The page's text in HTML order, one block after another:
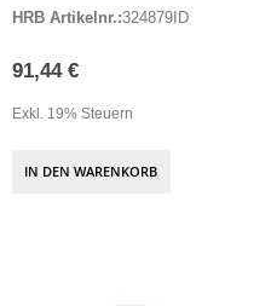
HRB Artikelnr.:324879ID
91,44 €
Exkl. 19% Steuern
IN DEN WARENKORB